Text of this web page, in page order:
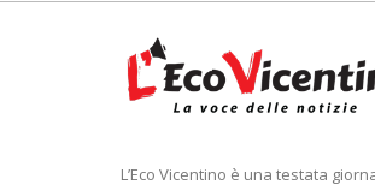
L’Eco Vicentino è una testata